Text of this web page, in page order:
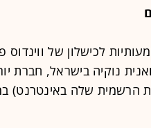
לכישלון של ווינדוס
נוקיה בישראל, חברת
הרשמית שלה באינטרנט)